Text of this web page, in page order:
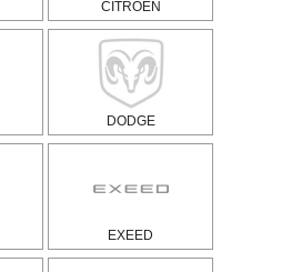
CITROEN
DODGE
EXEED